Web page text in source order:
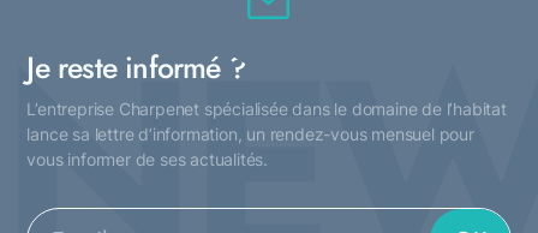
Je reste informé ?
L’entreprise Charpenet spécialisée dans le domaine de l’habitat
lance sa lettre d’information, un rendez-vous mensuel pour
vous informer de ses actualités.